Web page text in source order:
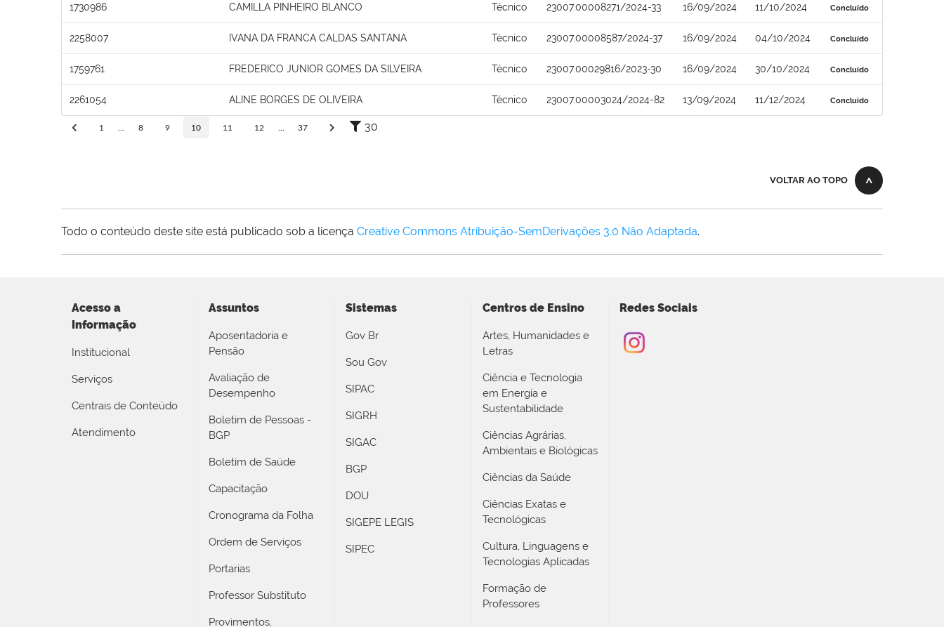
1730986 CAMILLA PINHEIRO BLANCO Técnico 23007.00008271/2024-33 16/09/2024 11/10/2024 Concluído
2258007 IVANA DA FRANCA CALDAS SANTANA Técnico 23007.00008587/2024-37 16/09/2024 04/10/2024 Concluído
1759761 FREDERICO JUNIOR GOMES DA SILVEIRA Técnico 23007.00029816/2023-30 16/09/2024 30/10/2024 Concluído
2261054 ALINE BORGES DE OLIVEIRA Técnico 23007.00003024/2024-82 13/09/2024 11/12/2024 Concluído
1 8 9 10 11 12 37 30
VOLTAR AO TOPO
Todo o conteúdo deste site está publicado sob a licença Creative Commons Atribuição-SemDerivações 3.0 Não Adaptada.
Acesso a
Informação
Institucional
Serviços
Centrais de Conteúdo
Atendimento
Assuntos
Aposentadoria e
Pensão
Avaliação de
Desempenho
Boletim de Pessoas -
BGP
Boletim de Saúde
Capacitação
Cronograma da Folha
Ordem de Serviços
Portarias
Professor Substituto
Provimentos,
Sistemas
Gov Br
Sou Gov
SIPAC
SIGRH
SIGAC
BGP
DOU
SIGEPE LEGIS
SIPEC
Centros de Ensino
Artes, Humanidades e
Letras
Ciência e Tecnologia
em Energia e
Sustentabilidade
Ciências Agrárias,
Ambientais e Biológicas
Ciências da Saúde
Ciências Exatas e
Tecnológicas
Cultura, Linguagens e
Tecnologias Aplicadas
Formação de
Professores
Redes Sociais